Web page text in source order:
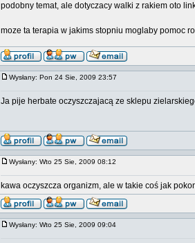
podobny temat, ale dotyczacy walki z rakiem oto
moze ta terapia w jakims stopniu moglaby pomoc
Wysłany: Pon 24 Sie, 2009 23:57
Ja pije herbate oczyszczajacą ze sklepu
Wysłany: Wto 25 Sie, 2009 08:12
kawa oczyszcza organizm, ale w takie coś jak
Wysłany: Wto 25 Sie, 2009 09:04